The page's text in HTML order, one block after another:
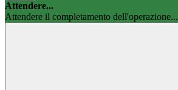
Attendere...
Attendere il completamento dell'operazione...